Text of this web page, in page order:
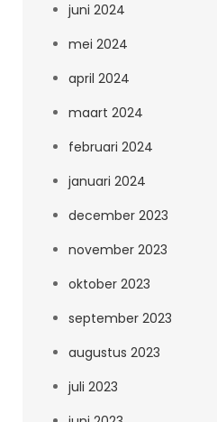
juni 2024
mei 2024
april 2024
maart 2024
februari 2024
januari 2024
december 2023
november 2023
oktober 2023
september 2023
augustus 2023
juli 2023